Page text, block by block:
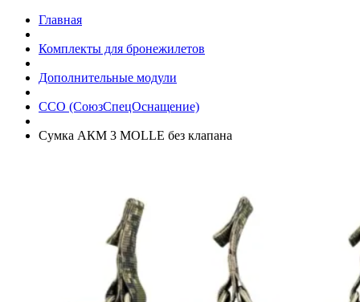
Главная
Комплекты для бронежилетов
Дополнительные модули
ССО (СоюзСпецОснащение)
Сумка АКМ 3 MOLLE без клапана